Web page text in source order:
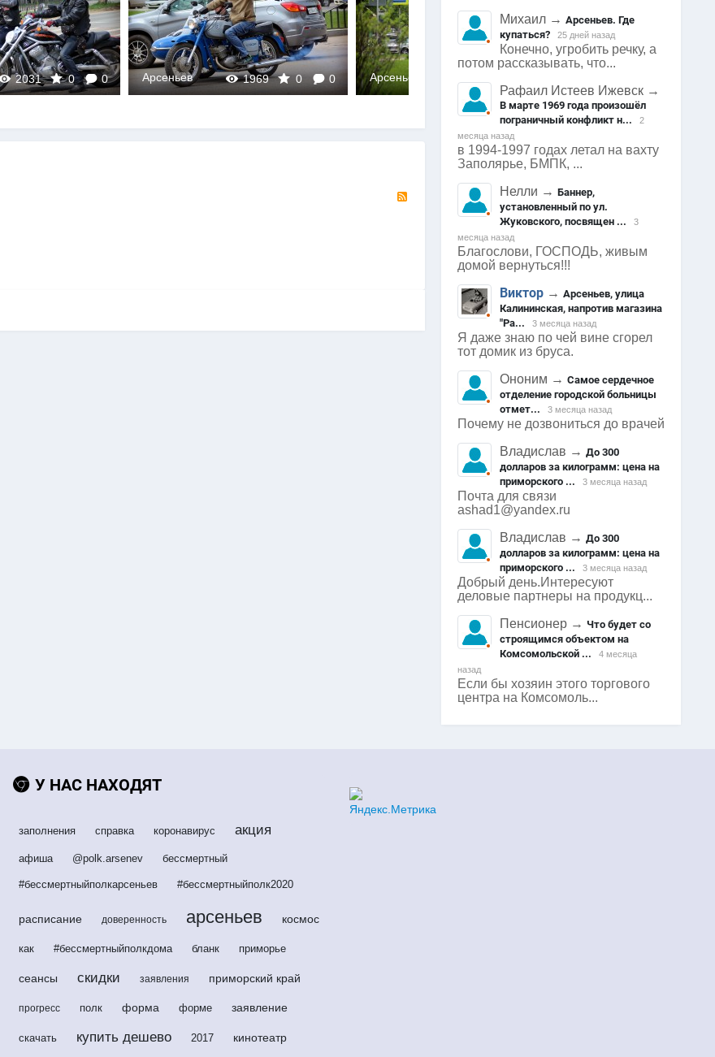
1969 0 0 2346 0
Арсеньев
Михаил →Арсеньев. Где
купаться?
25 дней назад
Конечно, угробить речку, а
потом рассказывать, что...
Рафаил Истеев Ижевск →
В марте 1969 года произошёл
пограничный конфликт н...
2
месяца назад
в 1994-1997 годах летал на вахту
Заполярье, БМПК, ...
Нелли →Баннер,
установленный по ул.
Жуковского, посвящен ...
3
месяца назад
Благослови, ГОСПОДЬ, живым
домой вернуться!!!
Виктор →Арсеньев, улица
Калининская, напротив магазина
"Ра...
3 месяца назад
Я даже знаю по чей вине сгорел
тот домик из бруса.
Ононим →Самое сердечное
отделение городской больницы
отмет...
3 месяца назад
Почему не дозвониться до врачей
Владислав →До 300
долларов за килограмм: цена на
приморского ...
3 месяца назад
Почта для связи
ashad1@yandex.ru
Владислав →До 300
долларов за килограмм: цена на
приморского ...
3 месяца назад
Добрый день.Интересуют
деловые партнеры на продукц...
Пенсионер →Что будет со
строящимся объектом на
Комсомольской ...
4 месяца
назад
Если бы хозяин этого торгового
центра на Комсомоль...
У НАС НАХОДЯТ
заполнения справка коронавирус акция
афиша @polk.arsenev бессмертный
#бессмертныйполкарсеньев #бессмертныйполк2020
расписание доверенность арсеньев космос
как #бессмертныйполкдома бланк приморье
сеансы скидки заявления приморский край
прогресс полк форма форме заявление
скачать купить дешево 2017 кинотеатр